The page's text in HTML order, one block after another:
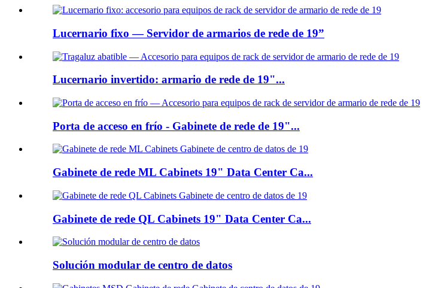
Lucernario fixo — Servidor de armarios de rede de 19”
Lucernario invertido: armario de rede de 19"...
Porta de acceso en frío - Gabinete de rede de 19"...
Gabinete de rede ML Cabinets 19" Data Center Ca...
Gabinete de rede QL Cabinets 19" Data Center Ca...
Solución modular de centro de datos